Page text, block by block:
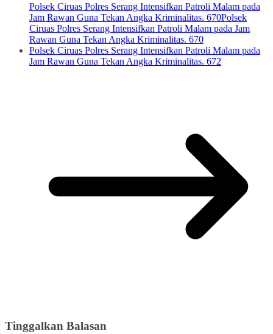
Polsek Ciruas Polres Serang Intensifkan Patroli Malam pada
Jam Rawan Guna Tekan Angka Kriminalitas. 670Polsek
Ciruas Polres Serang Intensifkan Patroli Malam pada Jam
Rawan Guna Tekan Angka Kriminalitas. 670
Polsek Ciruas Polres Serang Intensifkan Patroli Malam pada
Jam Rawan Guna Tekan Angka Kriminalitas. 672
Tinggalkan Balasan